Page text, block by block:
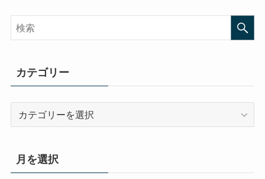
カテゴリー
リ
ー
月を選択